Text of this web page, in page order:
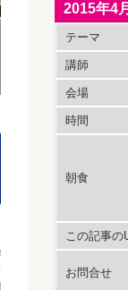
2015年4
テーマ
講師
会場
時間
朝食
この記事の
お問合せ